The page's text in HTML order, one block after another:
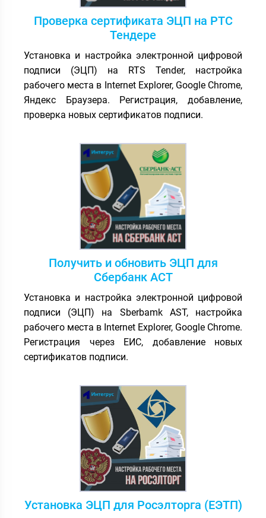
Проверка сертификата ЭЦП на РТС
Тендере
Установка и настройка электронной цифровой
подписи (ЭЦП) на RTS Tender, настройка
рабочего места в Internet Explorer, Google Chrome,
Яндекс Браузера. Регистрация, добавление,
проверка новых сертификатов подписи.
Получить и обновить ЭЦП для
Сбербанк АСТ
Установка и настройка электронной цифровой
подписи (ЭЦП) на Sberbamk AST, настройка
рабочего места в Internet Explorer, Google Chrome.
Регистрация через ЕИС, добавление новых
сертификатов подписи.
Установка ЭЦП для Росэлторга (ЕЭТП)